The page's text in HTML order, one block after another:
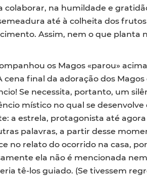
na humildade e
até à colheita dos
Assim, nem o que planta
os Magos «parou»
final da adoração dos
Se necessita, portanto, um
místico no qual se
estrela, protagonista até
palavras, a partir desse
no relato do ocorrido na casa,
ela não é mencionada
tê-los guiado. (Se tivessem